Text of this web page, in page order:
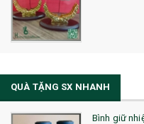
QUÀ TẶNG SX NHANH
Bình giữ